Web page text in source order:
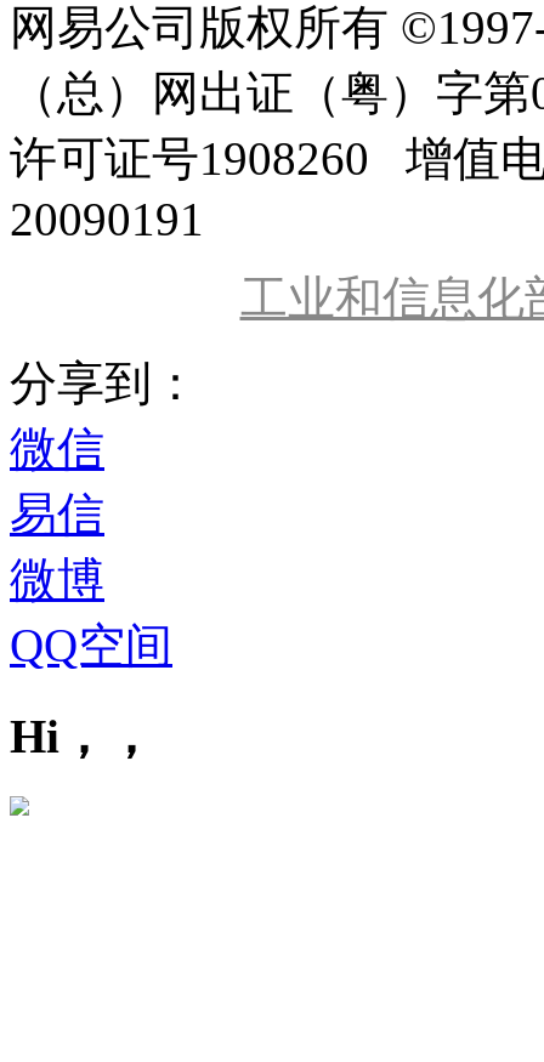
网易公司版权所有
（总）网出证（粤）字
许可证号1908260 增值
20090191
工业和信息化
分享到：
微信
易信
微博
QQ空间
Hi，，